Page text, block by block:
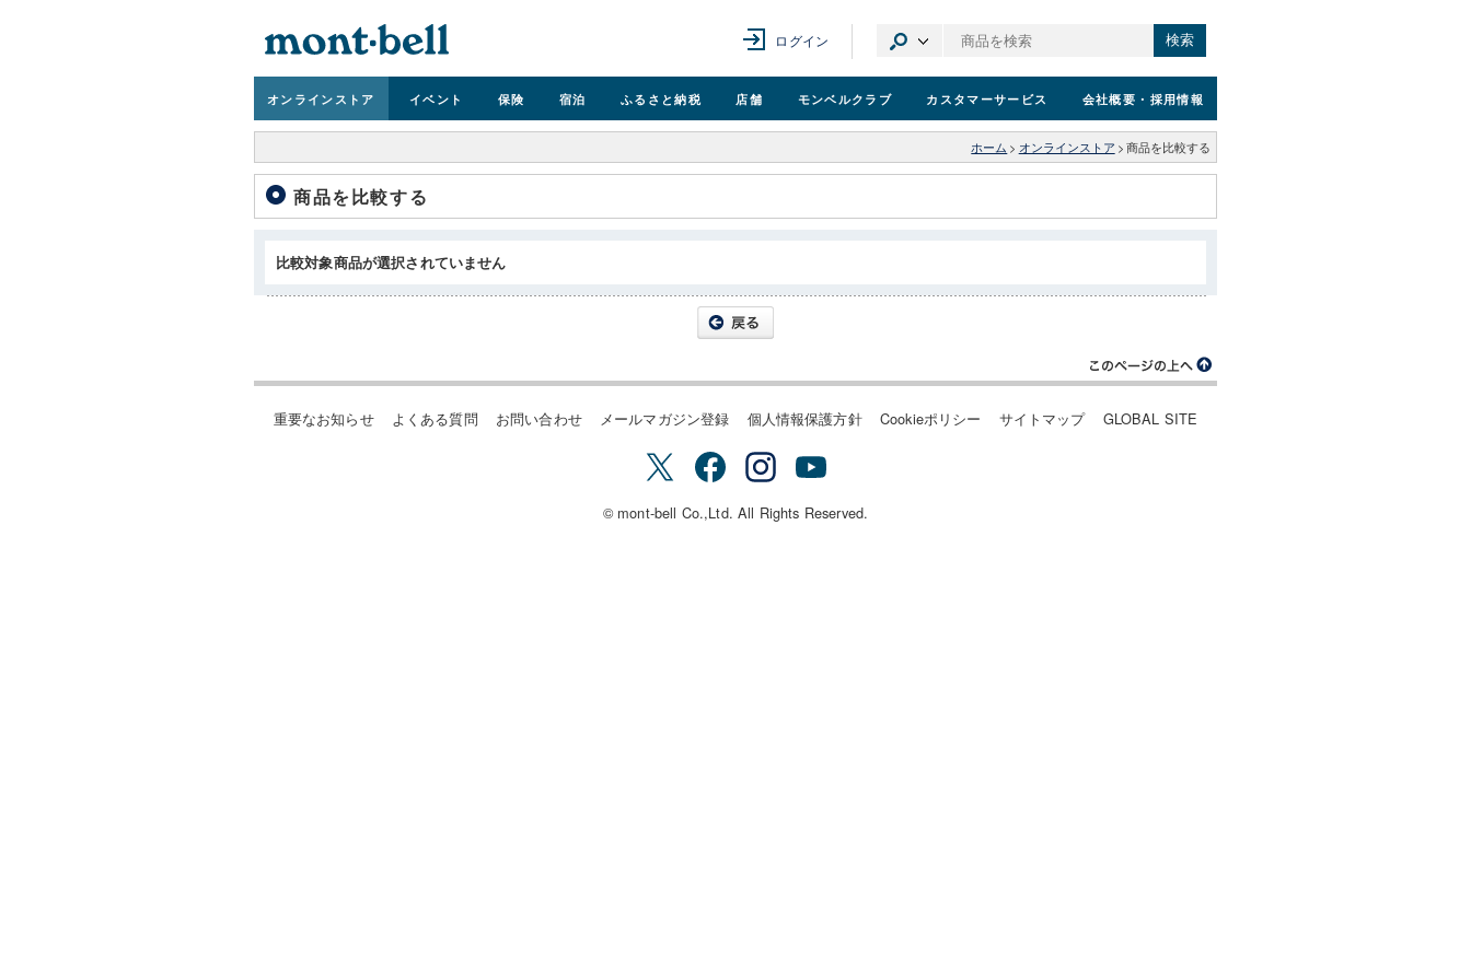
ログイン 検索
オンラインストア イベント 保険 宿泊 ふるさと納税 店舗 モンベルクラブ カスタマーサービス 会社概要 ・採用情報
ホーム > オンラインストア > 商品を比較する
商品を比較する
比較対象商品が選択されていません
重要なお知らせ よくある質問 お問い合わせ メールマガジン登録 個人情報保護方針 Cookieポリシー サイトマップ GLOBAL SITE
© mont-bell Co.,Ltd. All Rights Reserved.